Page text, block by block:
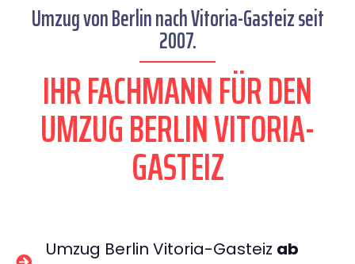
Umzug von Berlin nach Vitoria-Gasteiz seit
2007.
IHR FACHMANN FÜR DEN
UMZUG BERLIN VITORIA-
GASTEIZ
Umzug Berlin Vitoria-Gasteiz ab